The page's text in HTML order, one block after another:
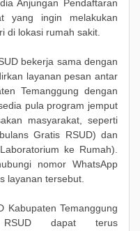
Anjungan Pendaftaran
yang ingin melakukan
di lokasi rumah sakit.
bekerja sama dengan
layanan pesan antar
Temanggung dengan
pula program jemput
masyarakat, seperti
Gratis RSUD) dan
ke Rumah).
nomor WhatsApp
layanan tersebut.
Kabupaten Temanggung
dapat terus